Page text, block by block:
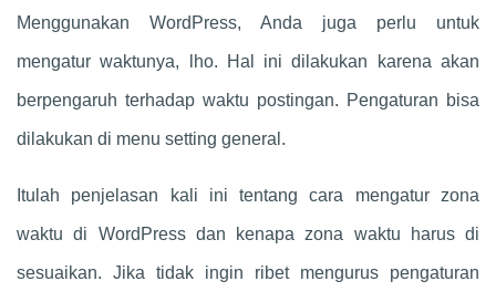
Menggunakan WordPress, Anda juga perlu untuk
mengatur waktunya, lho. Hal ini dilakukan karena akan
berpengaruh terhadap waktu postingan. Pengaturan bisa
dilakukan di menu setting general.
Itulah penjelasan kali ini tentang cara mengatur zona
waktu di WordPress dan kenapa zona waktu harus di
sesuaikan. Jika tidak ingin ribet mengurus pengaturan